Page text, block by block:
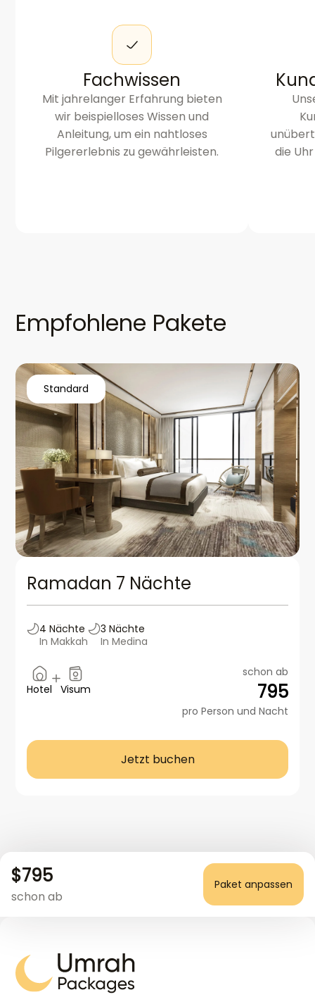
Fachwissen
Mit jahrelanger Erfahrung bieten
wir beispielloses Wissen und
Anleitung, um ein nahtloses
Pilgererlebnis zu gewährleisten.
die
Empfohlene Pakete
Standard
Ramadan 7 Nächte
4Nächte
In Makkah
3Nächte
In Medina
Hotel Visum
schon ab
795
pro Person und Nacht
Jetzt buchen
$795
schon ab
Paket anpassen